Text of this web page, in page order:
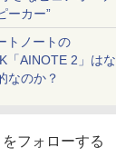
ーカー”
トノートの
「AINOTE 2」はな
なのか？
フォローする